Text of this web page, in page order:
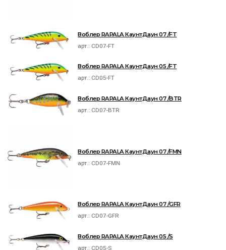
Воблер RAPALA КаунтДаун 07 /FT
арт.: CD07-FT
Воблер RAPALA КаунтДаун 05 /FT
арт.: CD05-FT
Воблер RAPALA КаунтДаун 07 /BTR
арт.: CD07-BTR
Воблер RAPALA КаунтДаун 07 /FMN
арт.: CD07-FMN
Воблер RAPALA КаунтДаун 07 /GFR
арт.: CD07-GFR
Воблер RAPALA КаунтДаун 05 /S
арт.: CD05-S